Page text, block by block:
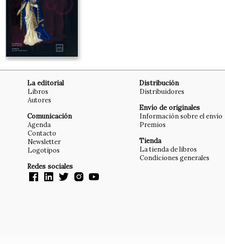
La editorial
Libros
Autores
Comunicación
Agenda
Contacto
Newsletter
Logotipos
Redes sociales
Distribución
Distribuidores
Envío de originales
Información sobre el envío
Premios
Tienda
La tienda de libros
Condiciones generales